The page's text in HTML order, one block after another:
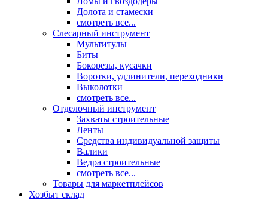
Долота и стамески
смотреть все...
Слесарный инструмент
Мультитулы
Биты
Бокорезы, кусачки
Воротки, удлинители, переходники
Выколотки
смотреть все...
Отделочный инструмент
Захваты строительные
Ленты
Средства индивидуальной защиты
Валики
Ведра строительные
смотреть все...
Товары для маркетплейсов
Хозбыт склад